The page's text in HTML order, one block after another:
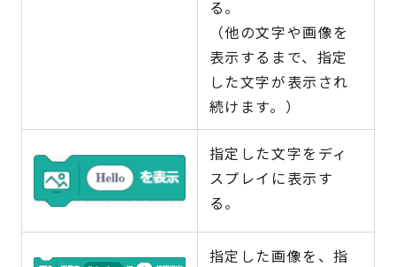
る。
（他の文字や画像を
表示するまで、指定
した文字が表示され
続けます。）
指定した文字をディ
スプレイに表示す
る。
指定した画像を、指